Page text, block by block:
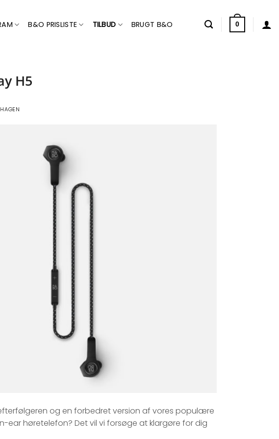
B&O PRISLISTE TILBUD BRUGT B&O 0
H5
og en forbedret version af vores populære
ear høretelefon? Det vil vi forsøge at klargøre for dig